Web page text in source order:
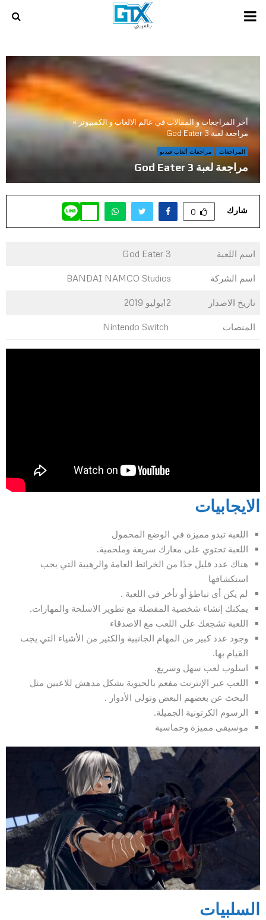
PRIMARY
أخر المراجعات و المقالات في عالم الالعاب و الكمبيوتر»
مراجعة لعبة God Eater 3
المراجعات مراجعات ألعاب فيديو
مراجعة لعبة God Eater 3
شارك 0
اسم اللعبة God Eater 3
اسم الشركة BANDAI NAMCO Studios
تاريخ الاصدار 12يوليو 2019
المنصات
الايجابيات
اللعبة تبدو مميزة في الوضع المحمول
اللعبة تحتوي على معارك سريعة وملحمية.
هناك عدد قليل جدًا من الخرائط العامة والرهيبة التي يجب
استكشافها
لم يكن أي تباطؤ أو تأخر في اللعبة .
يمكنك إنشاء شخصية المفضلة مع تطوير الاسلحة والمهارات.
اللعبة تشجعك على اللعب مع الاصدقاء
وجود عدد كبير من المهام الجانبية والكثير من الأشياء التي يجب
القيام بها.
اسلوب لعب سهل وسريع.
اللعب عبر الإنترنت مفعم بالحيوية بشكل مدهش للاعبين مثل
البحث عن بعضهم البعض وتولي الأدوار .
الرسوم الكرتونية الجميلة.
موسيقى مميزة وحماسية
السلبيات